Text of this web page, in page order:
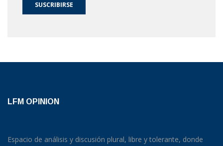
SUSCRIBIRSE
LFM OPINION
Espacio de análisis y discusión plural, libre y tolerante, donde